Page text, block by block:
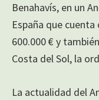
Benahavís, en un
España que
600.000 € y
Costa del Sol, la
La actualidad del